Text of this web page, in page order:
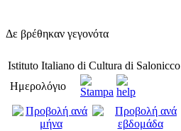
Δε βρέθηκαν γεγονότα
Istituto Italiano di Cultura di Salonicco
Ημερολόγιο